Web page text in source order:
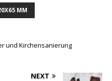
MM
und Kirchensanierung
NEXT